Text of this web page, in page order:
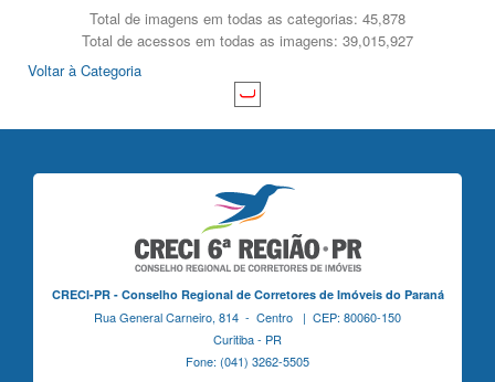
Total de imagens em todas as categorias: 45,878
Total de acessos em todas as imagens: 39,015,927
Voltar à Categoria
CRECI-PR - Conselho Regional de Corretores de Imóveis do Paraná
Rua General Carneiro, 814 - Centro | CEP: 80060-150
Curitiba - PR
Fone: (041) 3262-5505